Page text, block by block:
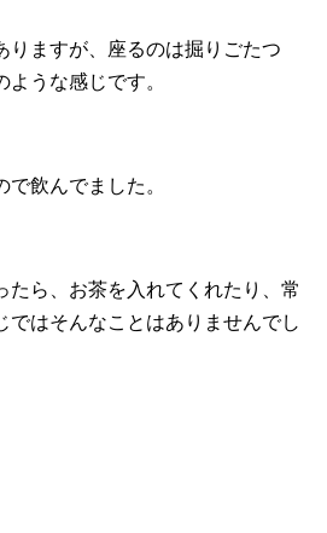
りますが、座るのは掘りごたつ
ような感じです。
飲んでました。
たら、お茶を入れてくれたり、常
ではそんなことはありませんでし